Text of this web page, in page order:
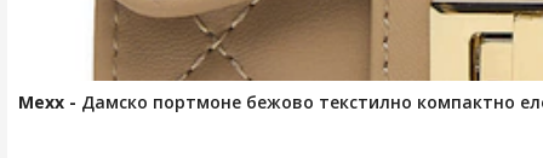
Mexx - Дамско портмоне бежово текстилно компактно